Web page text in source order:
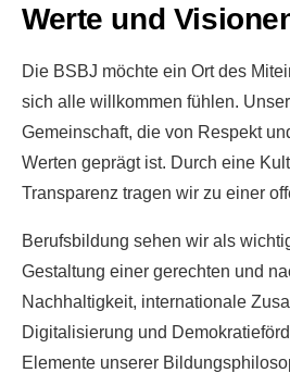
Werte und
Die BSBJ möchte ein Ort des
sich alle willkommen fühlen.
Gemeinschaft, die von Respekt
Werten geprägt ist. Durch eine
Transparenz tragen wir zu einer
Berufsbildung sehen wir als
Gestaltung einer gerechten und
Nachhaltigkeit, internationale
Digitalisierung und
Elemente unserer